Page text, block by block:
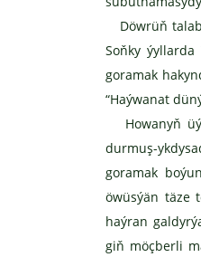
Döwrüň
Soňky ýyllarda
goramak
“Haýwanat
Howanyň
durmuş-
goramak
öwüsýän täze
haýran
giň möçberli